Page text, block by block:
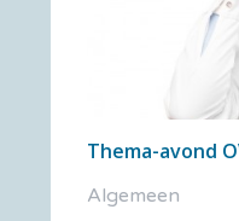
Thema-avond
Algemeen